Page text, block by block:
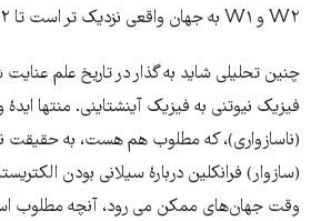
W۲ و W۱ به جهان واقعی نزدیک تر است تا W۲.
چنین تحلیلی شاید به گذار در تاریخ علم عنایت
فیزیک نیوتنی به فیزیک آینشتاینی. منتها
(ناسازواری)، که مطلوب هم هست، به حقیقت
(سازوار) فرانکلین دربارۀ سیلانی بودن
وقت جهان‌‌‌های ممکن می رود، آنچه مطلوب